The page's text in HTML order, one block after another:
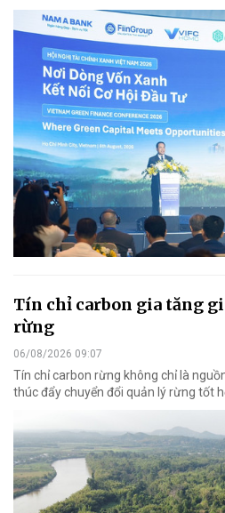
Tín chỉ carbon gia tăng
rừng
06/08/2026 09:07
Tín chỉ carbon rừng không chỉ là
thúc đẩy chuyển đổi quản lý rừng tốt